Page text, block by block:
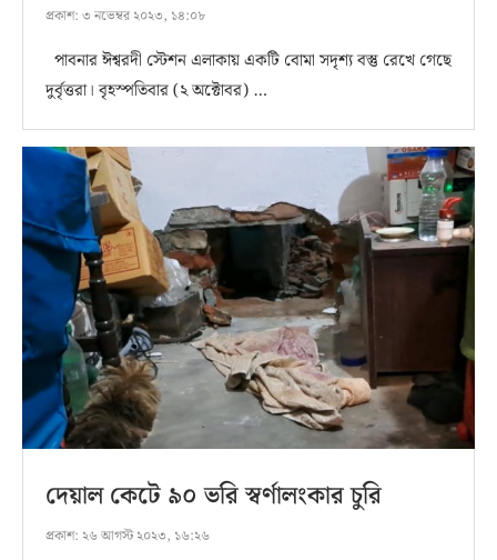
প্রকাশ: ৩ নভেম্বর ২০২৩, ১৪:০৮
পাবনার ঈশ্বরদী স্টেশন এলাকায় একটি বোমা সদৃশ্য বস্তু রেখে গেছে
দুর্বৃত্তরা। বৃহস্পতিবার (২ অক্টোবর) …
দেয়াল কেটে ৯০ ভরি স্বর্ণালংকার চুরি
প্রকাশ: ২৬ আগস্ট ২০২৩, ১৬:২৬